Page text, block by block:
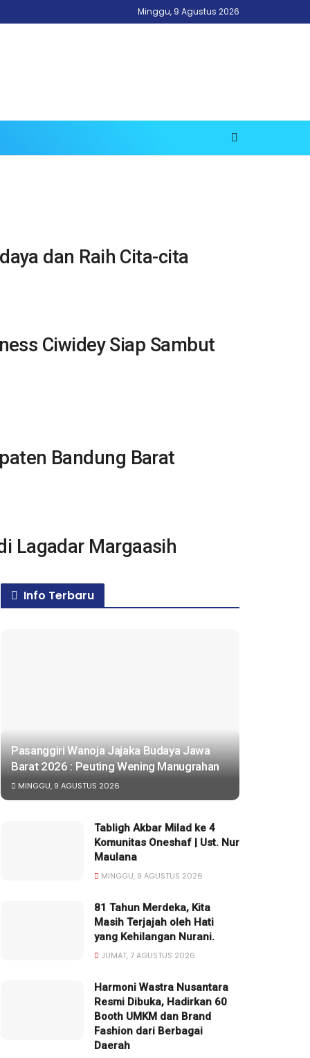
Minggu, 9 Agustus 2026
dan Raih Cita-cita
Ciwidey Siap Sambut
Bandung Barat
Lagadar Margaasih
Info Terbaru
Pasanggiri Wanoja Jajaka Budaya Jawa
Barat 2026 : Peuting Wening Manugrahan
MINGGU, 9 AGUSTUS 2026
Tabligh Akbar Milad ke 4
Komunitas Oneshaf | Ust. Nur
Maulana
MINGGU, 9 AGUSTUS 2026
81 Tahun Merdeka, Kita
Masih Terjajah oleh Hati
yang Kehilangan Nurani.
JUMAT, 7 AGUSTUS 2026
Harmoni Wastra Nusantara
Resmi Dibuka, Hadirkan 60
Booth UMKM dan Brand
Fashion dari Berbagai
Daerah